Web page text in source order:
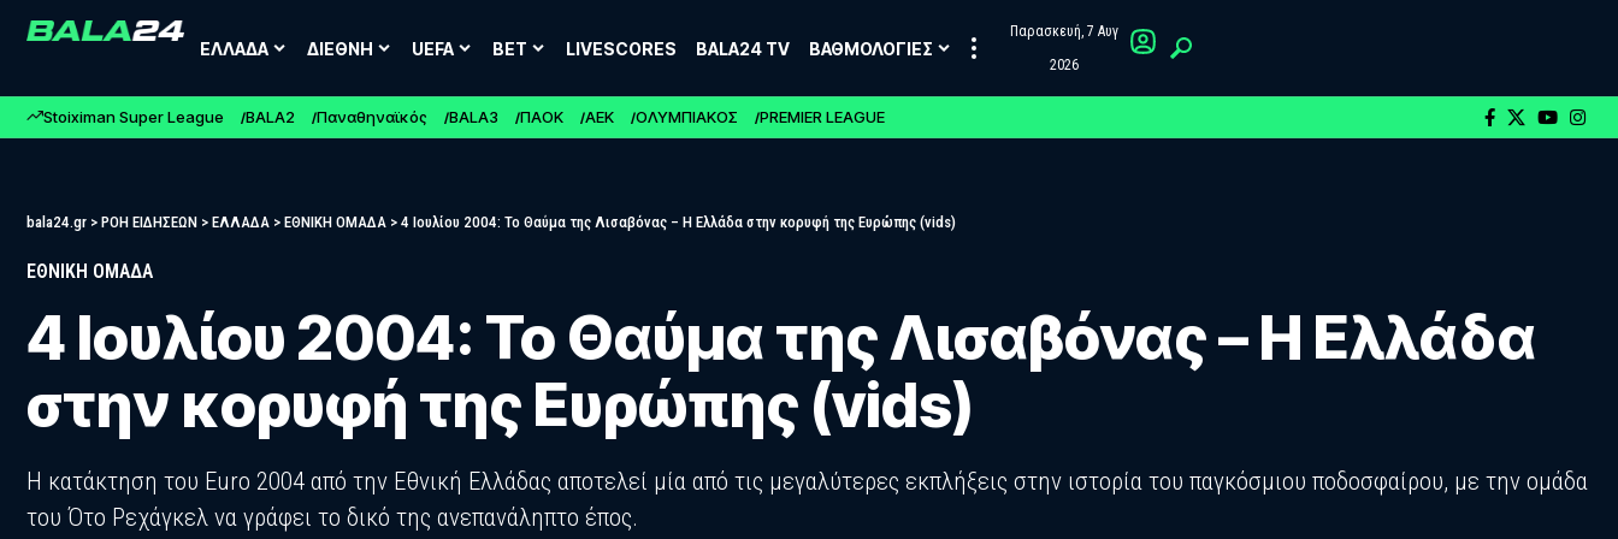
ΕΛΛΑΔΑ ΔΙΕΘΝΗ UEFA BET LIVESCORES BALA24 TV ΒΑΘΜΟΛΟΓΙΕΣ
Παρασκευή, 7 Αυγ
2026
Stoiximan Super League BALA2 Παναθηναϊκός BALA3 ΠΑΟΚ ΑΕΚ ΟΛΥΜΠΙΑΚΟΣ PREMIER LEAGUE
bala24.gr > ΡΟΗ ΕΙΔΗΣΕΩΝ > ΕΛΛΑΔΑ > ΕΘΝΙΚΗ ΟΜΑΔΑ > 4 Ιουλίου 2004: Το Θαύμα της Λισαβόνας – Η Ελλάδα στην κορυφή της Ευρώπης (vids)
ΕΘΝΙΚΗ ΟΜΑΔΑ
4 Ιουλίου 2004: Το Θαύμα της Λισαβόνας – Η Ελλάδα
στην κορυφή της Ευρώπης (vids)
Η κατάκτηση του Euro 2004 από την Εθνική Ελλάδας αποτελεί μία από τις μεγαλύτερες εκπλήξεις στην ιστορία του παγκόσμιου ποδοσφαίρου, με την ομάδα
του Ότο Ρεχάγκελ να γράφει το δικό της ανεπανάληπτο έπος.